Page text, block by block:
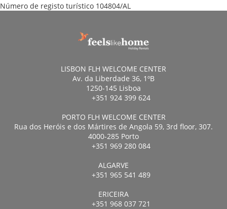
Número de registo turístico 104804/AL
LISBON FLH WELCOME CENTER
Av. da Liberdade 36, 1ºB
1250-145 Lisboa
+351 924 399 624
PORTO FLH WELCOME CENTER
Rua dos Heróis e dos Mártires de Angola 59, 3rd floor, 307.
4000-285 Porto
+351 969 280 084
ALGARVE
+351 965 541 489
ERICEIRA
+351 968 037 721